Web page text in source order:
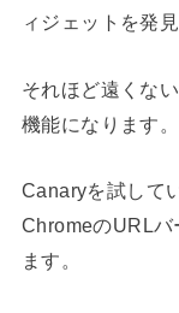
ィジェットを発
それほど遠くな
機能になります。
Canaryを試して
ChromeのURLバ
ます。